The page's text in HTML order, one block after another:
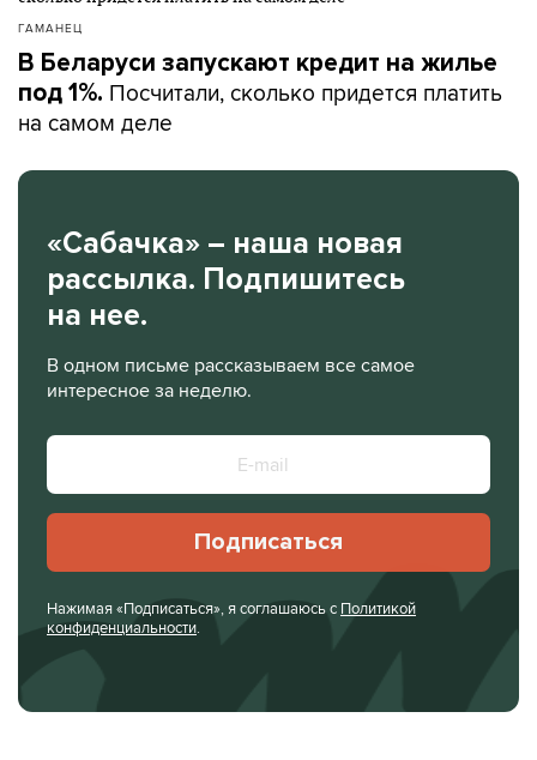
ГАМАНЕЦ
В Беларуси запускают кредит на жилье
под 1%. Посчитали, сколько придется платить
на самом деле
«Сабачка» – наша новая
рассылка. Подпишитесь
на нее.
В одном письме рассказываем все самое
интересное за неделю.
Подписаться
Нажимая «Подписаться», я соглашаюсь с Политикой
конфиденциальности.